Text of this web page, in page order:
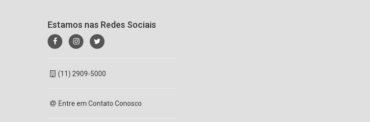
Estamos nas Redes Sociais
(11) 2909-5000
Entre em Contato Conosco